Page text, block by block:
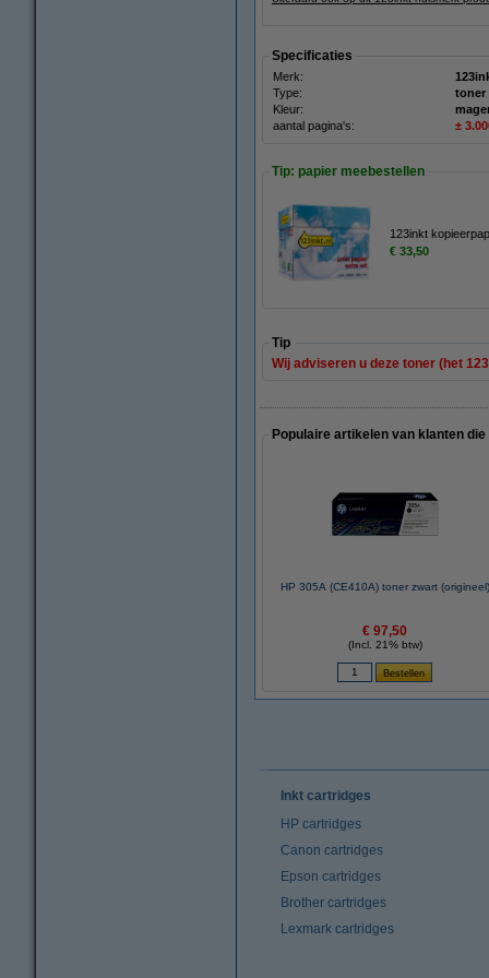
Specificaties
Merk:
Type:
toner
Kleur:
aantal pagina's:
±
Tip: papier meebestellen
123inkt
€ 33,50
Tip
Wij adviseren u deze toner (het
Populaire artikelen van klanten
HP 305A (CE410A) toner zwart (origineel)
€ 97,50
(Incl. 21% btw)
Inkt cartridges
HP cartridges
Canon cartridges
Epson cartridges
Brother cartridges
Lexmark cartridges